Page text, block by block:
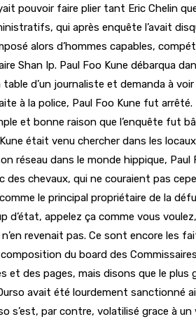
pouvoir faire plier tant Eric Chelin
qui après enquête l’avait
alors d’hommes capables,
Shan Ip. Paul Foo Kune débarqua
d’un journaliste et demanda à
à la police, Paul Foo Kune fut arrêté.
et bonne raison que l’enquête fut
était venu chercher dans les
réseau dans le monde hippique,
des chevaux, qui ne couraient pas
le principal propriétaire de la
d’état, appelez ça comme vous
n’en revenait pas. Ce sont encore les
du board des
et des pages, mais disons que le plus
avait été lourdement sanctionné
s’est, par contre, volatilisé grace à